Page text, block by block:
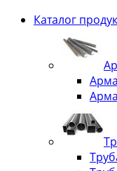
Каталог